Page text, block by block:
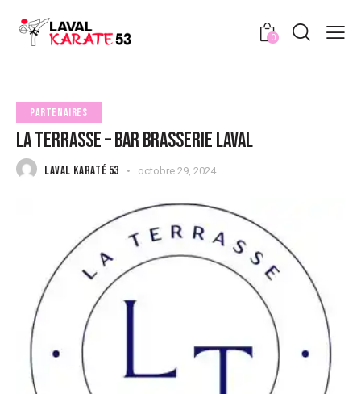
0
PARTENAIRES
LA TERRASSE – BAR BRASSERIE LAVAL
LAVAL KARATÉ 53 octobre 29, 2024